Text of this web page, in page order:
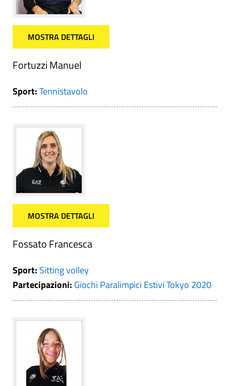
MOSTRA DETTAGLI
Fortuzzi Manuel
Sport:Tennistavolo
MOSTRA DETTAGLI
Fossato Francesca
Sport: Sitting volley
Partecipazioni: Giochi Paralimpici Estivi Tokyo 2020